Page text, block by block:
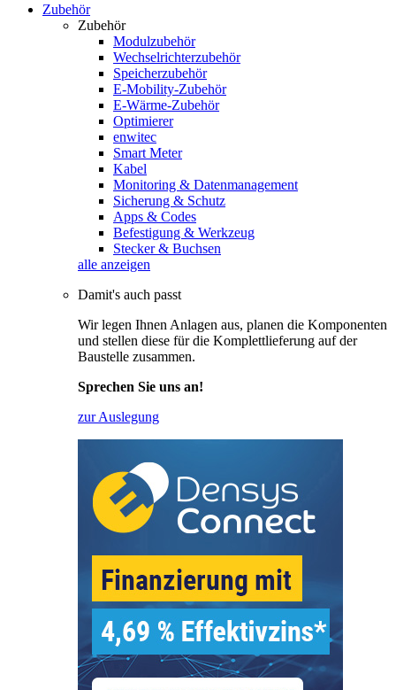
Zubehör
Zubehör
Modulzubehör
Wechselrichterzubehör
Speicherzubehör
E-Mobility-Zubehör
E-Wärme-Zubehör
Optimierer
enwitec
Smart Meter
Kabel
Monitoring & Datenmanagement
Sicherung & Schutz
Apps & Codes
Befestigung & Werkzeug
Stecker & Buchsen
alle anzeigen
Damit's auch passt
Wir legen Ihnen Anlagen aus, planen die Komponenten
und stellen diese für die Komplettlieferung auf der
Baustelle zusammen.
Sprechen Sie uns an!
zur Auslegung